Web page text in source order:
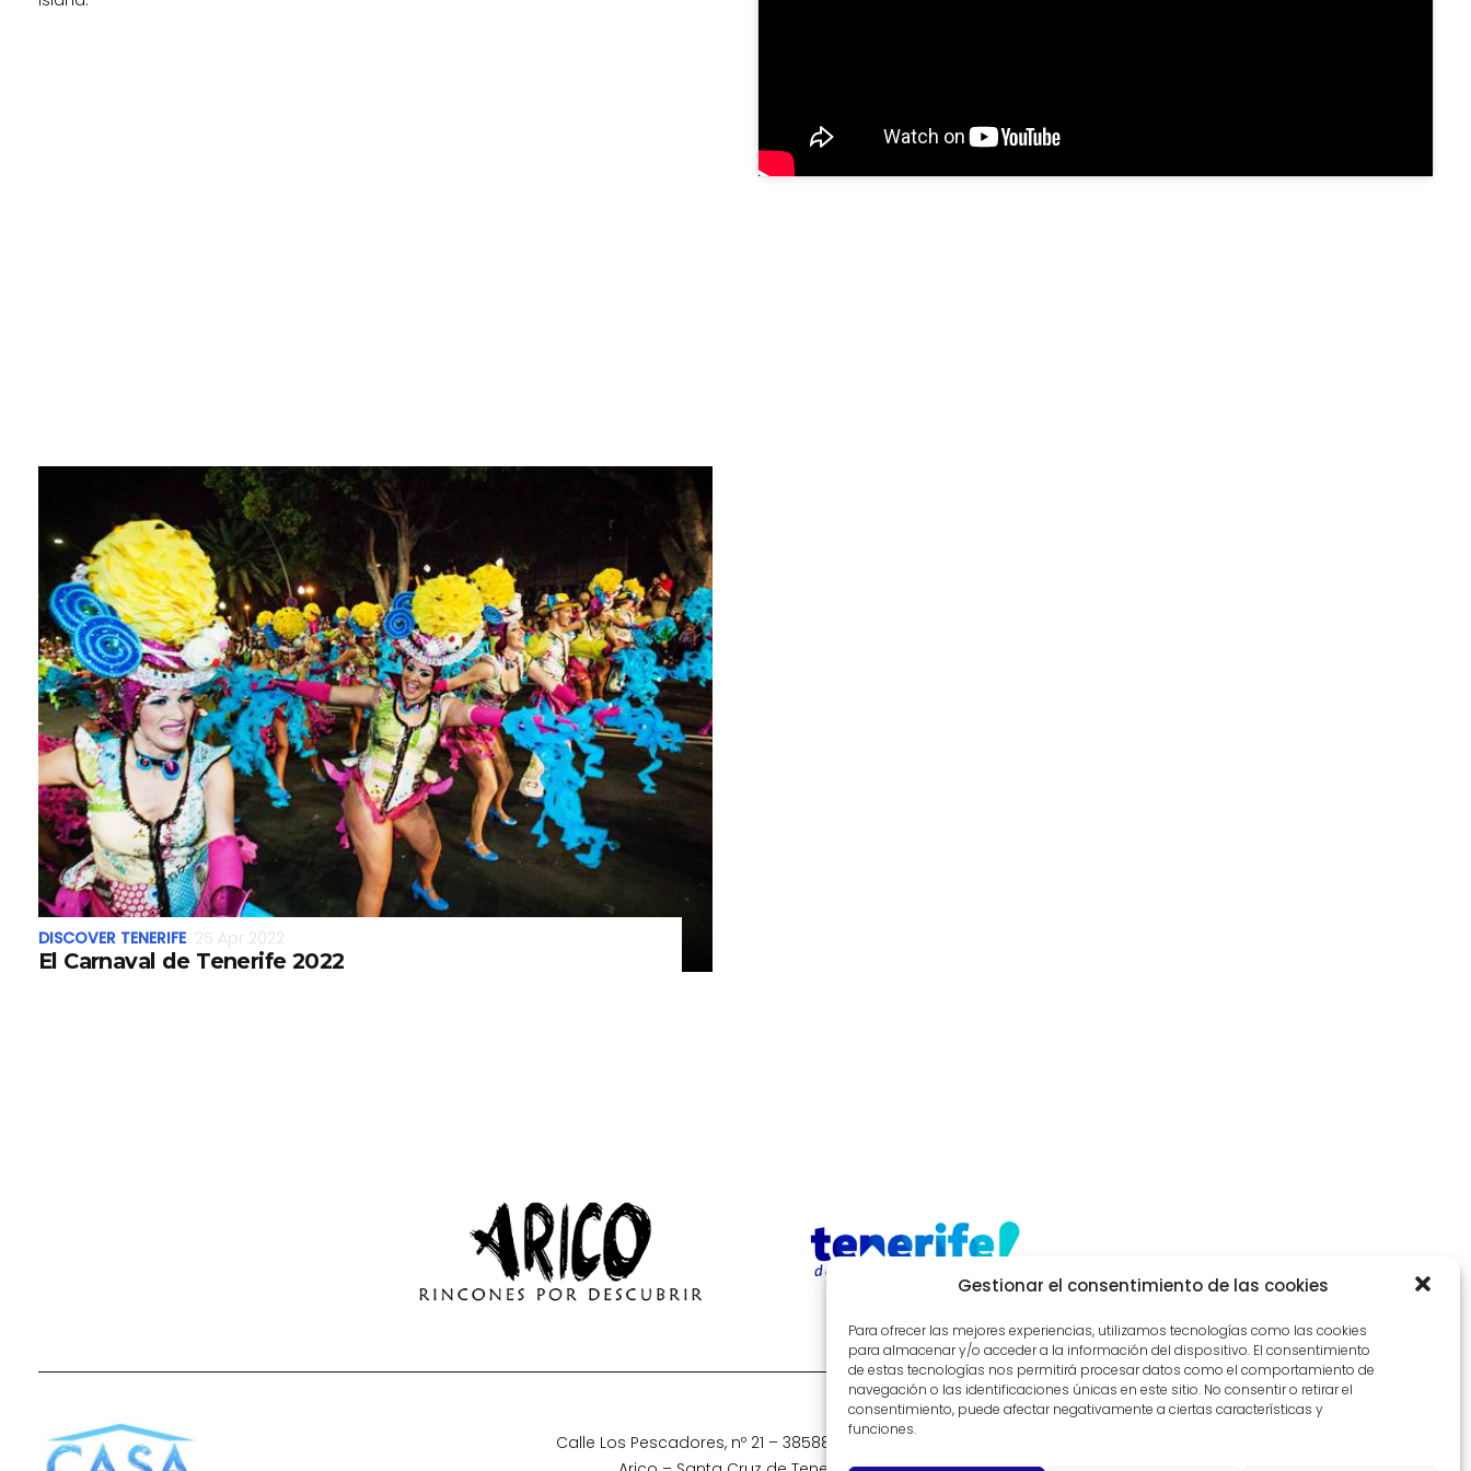
Gestionar el consentimiento de las cookies
Para ofrecer las mejores experiencias, utilizamos tecnologías como las cookies
para almacenar y/o acceder a la información del dispositivo. El consentimiento
de estas tecnologías nos permitirá procesar datos como el comportamiento de
navegación o las identificaciones únicas en este sitio. No consentir o retirar el
consentimiento, puede afectar negativamente a ciertas características y
funciones.
DISCOVER TENERIFE 25 Apr 2022
El Carnaval de Tenerife 2022
Calle Los Pescadores, nº 21 – 38588 La Listada